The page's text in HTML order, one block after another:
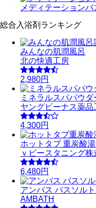
メディテーションバ
総合入浴剤ランキング
みんなの肌潤風呂
北の快適工房
2,980円
ミネラルスパパウ
ヤングビーナス薬品
4,300円
ホットタブ 重炭酸
ｖビースタニング株
6,480円
アンバス バスソルト
AMBATH